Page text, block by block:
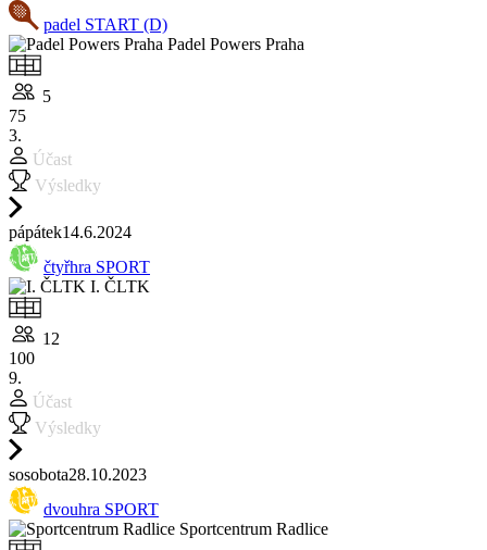
padel START (D)
Padel Powers Praha
5
75
3.
Účast
Výsledky
pápátek14.6.2024
čtyřhra SPORT
I. ČLTK
12
100
9.
Účast
Výsledky
sosobota28.10.2023
dvouhra SPORT
Sportcentrum Radlice